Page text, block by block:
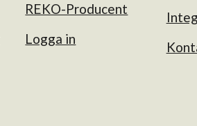
REKO-Producent
Logga in